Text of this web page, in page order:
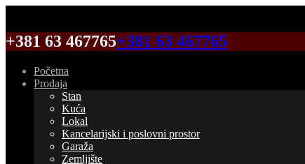
+381 63 467765+381 63 467765
Početna
Prodaja
Stan
Kuća
Lokal
Kancelarijski i poslovni prostor
Garaža
Zemljište